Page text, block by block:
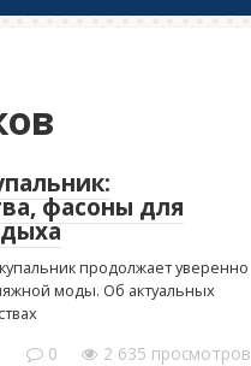
фасоны для
продолжает уверенно
моды. Об актуальных
0 2 635 просмотров